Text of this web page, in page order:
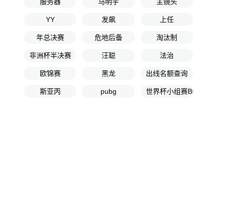
YY 发飙 上任
年总决赛 危地后备 淘汰制
非洲杯半决赛 汪聪 法治
欧锦赛 黑龙 出线名额查询
斯亚丙 pubg 世界杯小组赛B组第2轮